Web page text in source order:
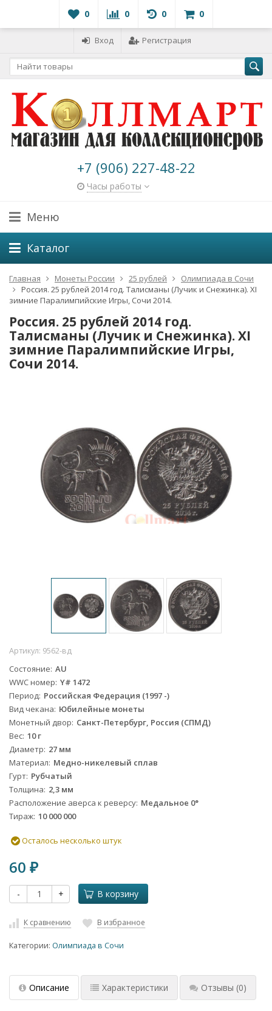
0 0 0 0
Вход Регистрация
+7 (906) 227-48-22
Часы работы
Меню
Каталог
Главная Монеты России 25 рублей
Олимпиада в Сочи
Россия. 25 рублей 2014 год. Талисманы (Лучик и Снежинка). XI
зимние Паралимпийские Игры, Сочи 2014.
Россия. 25 рублей 2014 год.
Талисманы (Лучик и Снежинка). XI
зимние Паралимпийские Игры,
Сочи 2014.
Артикул: 9562-вд
Состояние AU
WWC номер Y# 1472
Период Российская Федерация (1997 -)
Вид чекана Юбилейные монеты
Монетный двор Санкт-Петербург, Россия (СПМД)
Вес 10 г
Диаметр 27 мм
Материал Медно-никелевый сплав
Гурт Рубчатый
Толщина 2,3 мм
Расположение аверса к реверсу Медальное 0°
Тираж 10 000 000
Осталось несколько штук
60 ₽
- + В корзину
К сравнению В избранное
Категории: Олимпиада в Сочи
Описание Характеристики Отзывы (0)